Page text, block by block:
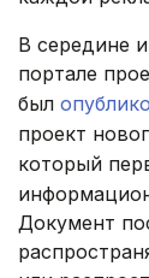
В середине
портале
был
проект
который
Документ